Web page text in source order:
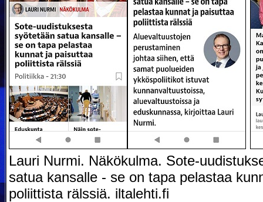
Lauri Nurmi. Näkökulma. Sote-
satua kansalle - se on tapa pelastaa
poliittista rälssiä. iltalehti.fi